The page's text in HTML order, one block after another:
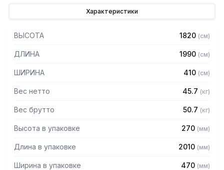
— Стеллаж технологический разборный
— Четыре сплошные полки из нержавеющей стали марки
AISI 304 толщиной 0,8 мм
— Расстояние между полками регулируемое с шагом 120
мм
— Стеллаж поставляется в разобранном виде
Характеристики
ВЫСОТА 1820 (см)
ДЛИНА 1990 (см)
ШИРИНА 410 (см)
Вес нетто 45.7 (кг)
Вес брутто 50.7 (кг)
Высота в упаковке 270 (мм)
Длина в упаковке 2010 (мм)
Ширина в упаковке 470 (мм)